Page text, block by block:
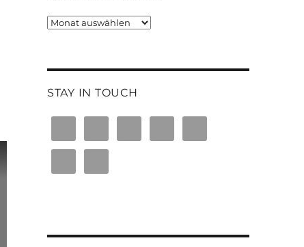
Blogtext-
STAY IN TOUCH